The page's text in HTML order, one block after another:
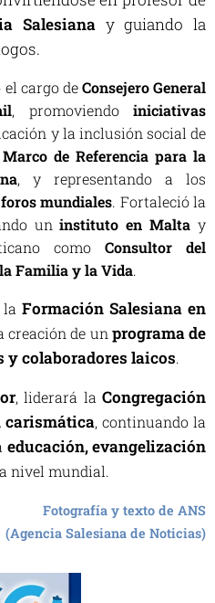
Salesiana y guiando la
el cargo deConsejero General
, promoviendoiniciativas
y la inclusión social de
Marco de Referencia para la
, y representando a los
foros mundiales. Fortaleció la
uninstituto en Malta y
como Consultor del
Familia y la Vida.
laFormación Salesiana en
creación de unprograma de
y colaboradores laicos.
, liderará la Congregación
, continuando la
educación, evangelización
nivel mundial.
Fotografía y texto de ANS
(Agencia Salesiana de Noticias)